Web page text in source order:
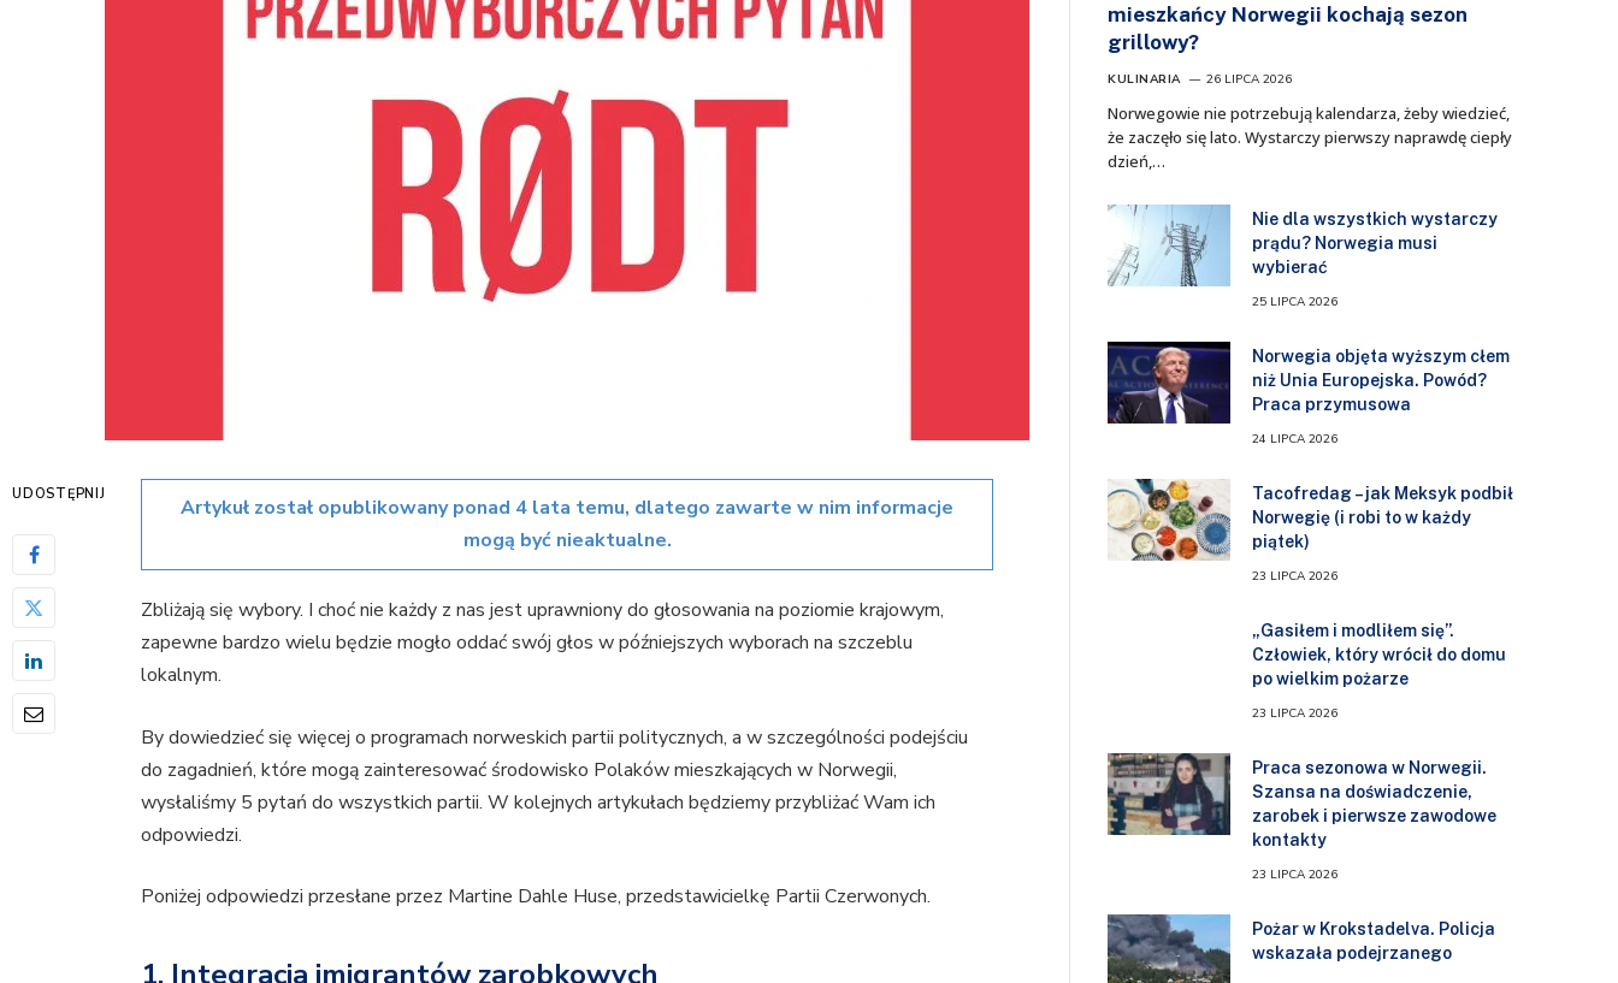
UDOSTĘPNIJ
Artykuł został opublikowany ponad 4 lata temu, dlatego zawarte w nim informacje
mogą być nieaktualne.
Zbliżają się wybory. I choć nie każdy z nas jest uprawniony do głosowania na poziomie krajowym,
zapewne bardzo wielu będzie mogło oddać swój głos w późniejszych wyborach na szczeblu
lokalnym.
By dowiedzieć się więcej o programach norweskich partii politycznych, a w szczególności podejściu
do zagadnień, które mogą zainteresować środowisko Polaków mieszkających w Norwegii,
wysłaliśmy 5 pytań do wszystkich partii. W kolejnych artykułach będziemy przybliżać Wam ich
odpowiedzi.
Poniżej odpowiedzi przesłane przez Martine Dahle Huse, przedstawicielkę Partii Czerwonych.
1. Integracja imigrantów zarobkowych
mieszkańcy Norwegii kochają sezon
grillowy?
KULINARIA 26 LIPCA 2026
Norwegowie nie potrzebują kalendarza, żeby wiedzieć,
że zaczęło się lato. Wystarczy pierwszy naprawdę ciepły
dzień,…
Nie dla wszystkich wystarczy
prądu? Norwegia musi
wybierać
25 LIPCA 2026
Norwegia objęta wyższym cłem
niż Unia Europejska. Powód?
Praca przymusowa
24 LIPCA 2026
Tacofredag – jak Meksyk podbił
Norwegię (i robi to w każdy
piątek)
23 LIPCA 2026
„Gasiłem i modliłem się”.
Człowiek, który wrócił do domu
po wielkim pożarze
23 LIPCA 2026
Praca sezonowa w Norwegii.
Szansa na doświadczenie,
zarobek i pierwsze zawodowe
kontakty
23 LIPCA 2026
Pożar w Krokstadelva. Policja
wskazała podejrzanego